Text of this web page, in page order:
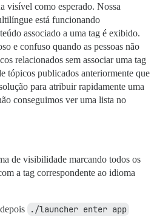
visível como esperado. Nossa
está funcionando
associado a uma tag é exibido.
e confuso quando as pessoas não
relacionados sem associar uma tag
tópicos publicados anteriormente que
para atribuir rapidamente uma
conseguimos ver uma lista no
de visibilidade marcando todos os
a tag correspondente ao idioma
./launcher enter app